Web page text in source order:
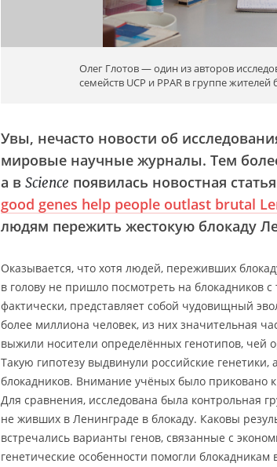
Олег Глотов — один из авторов
семейств UCP и PPAR в группе
Увы, нечасто новости об
мировые научные журналы. Тем
а в Science появилась новостная
good genes help people outlast brutal
людям пережить жестокую блокаду
Оказывается, что хотя людей, переживших
в голову не пришло посмотреть на блокадников
фактически, представляет собой чудовищный
более миллиона человек, из них значительная
выжили носители определённых генотипов, чей
Такую гипотезу выдвинули российские
блокадников. Внимание учёных было приковано
Для сравнения, исследована была контрольная
не живших в Ленинграде в блокаду. Каковы
встречались варианты генов, связанные с
генетические особенности помогли